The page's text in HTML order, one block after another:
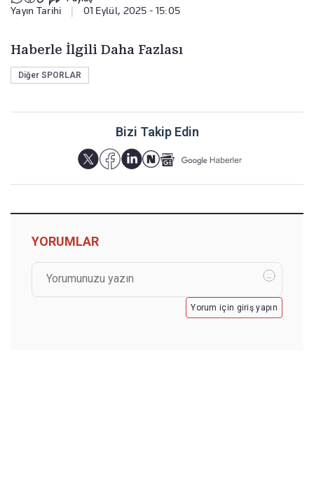
Yayın Tarihi 01 Eylül, 2025 - 15:05
Haberle İlgili Daha Fazlası
Diğer SPORLAR
Bizi Takip Edin
YORUMLAR
Yorum için giriş yapın